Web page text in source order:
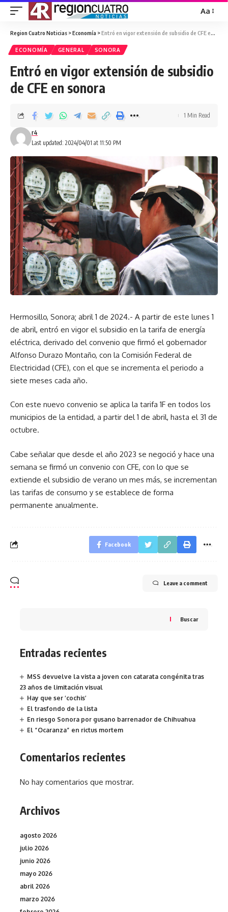
Aa
Region Cuatro Noticias >Economía >Entró en vigor extensión de subsidio de CFE en sonora
ECONOMÍA GENERAL SONORA
Entró en vigor extensión de subsidio
de CFE en sonora
Last updated: 2024/04/01 at 11:50 PM
r4
1 Min Read
Hermosillo, Sonora; abril 1 de 2024.- A partir de este lunes 1
de abril, entró en vigor el subsidio en la tarifa de energía
eléctrica, derivado del convenio que firmó el gobernador
Alfonso Durazo Montaño, con la Comisión Federal de
Electricidad (CFE), con el que se incrementa el periodo a
siete meses cada año.
Con este nuevo convenio se aplica la tarifa 1F en todos los
municipios de la entidad, a partir del 1 de abril, hasta el 31 de
octubre.
Cabe señalar que desde el año 2023 se negoció y hace una
semana se firmó un convenio con CFE, con lo que se
extiende el subsidio de verano un mes más, se incrementan
las tarifas de consumo y se establece de forma
permanente anualmente.
Facebook
Leave a comment
Buscar
Entradas recientes
MSS devuelve la vista a joven con catarata congénita tras
23 años de limitación visual
Hay que ser ‘cochis’
El trasfondo de la lista
En riesgo Sonora por gusano barrenador de Chihuahua
El “Ocaranza” en rictus mortem
Comentarios recientes
No hay comentarios que mostrar.
Archivos
agosto 2026
julio 2026
junio 2026
mayo 2026
abril 2026
marzo 2026